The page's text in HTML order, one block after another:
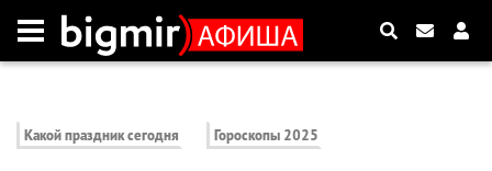
Какой праздник сегодня Гороскопы 2025